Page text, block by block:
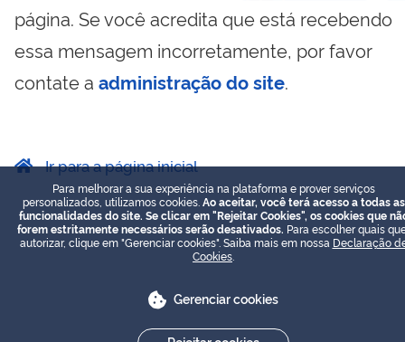
página. Se você acredita que está recebendo
essa mensagem incorretamente, por favor
contate a administração do site.
Ir para a página inicial
Para melhorar a sua experiência na plataforma e prover serviços
personalizados, utilizamos cookies. Ao aceitar, você terá acesso a todas as
funcionalidades do site. Se clicar em "Rejeitar Cookies", os cookies que
forem estritamente necessários serão desativados. Para escolher quais
autorizar, clique em "Gerenciar cookies". Saiba mais em nossa Declaração
Cookies
Gerenciar cookies